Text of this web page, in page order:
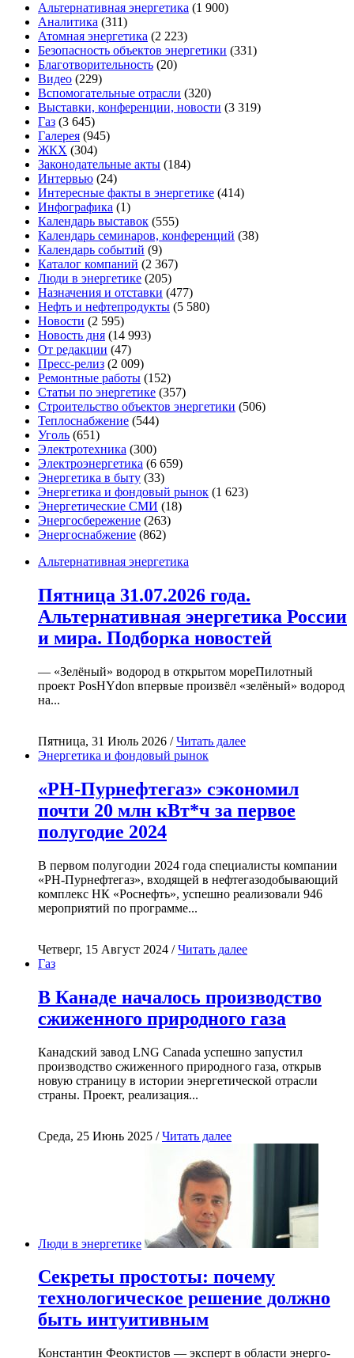
Альтернативная энергетика (1 900)
Аналитика (311)
Атомная энергетика (2 223)
Безопасность объектов энергетики (331)
Благотворительность (20)
Видео (229)
Вспомогательные отрасли (320)
Выставки, конференции, новости (3 319)
Газ (3 645)
Галерея (945)
ЖКХ (304)
Законодательные акты (184)
Интервью (24)
Интересные факты в энергетике (414)
Инфографика (1)
Календарь выставок (555)
Календарь семинаров, конференций (38)
Календарь событий (9)
Каталог компаний (2 367)
Люди в энергетике (205)
Назначения и отставки (477)
Нефть и нефтепродукты (5 580)
Новости (2 595)
Новость дня (14 993)
От редакции (47)
Пресс-релиз (2 009)
Ремонтные работы (152)
Статьи по энергетике (357)
Строительство объектов энергетики (506)
Теплоснабжение (544)
Уголь (651)
Электротехника (300)
Электроэнергетика (6 659)
Энергетика в быту (33)
Энергетика и фондовый рынок (1 623)
Энергетические СМИ (18)
Энергосбережение (263)
Энергоснабжение (862)
Альтернативная энергетика
Пятница 31.07.2026 года.
Альтернативная энергетика России
и мира. Подборка новостей
— «Зелёный» водород в открытом мореПилотный
проект PosHYdon впервые произвёл «зелёный» водород
на...
Пятница, 31 Июль 2026 /Читать далее
Энергетика и фондовый рынок
«РН-Пурнефтегаз» сэкономил
почти 20 млн кВт*ч за первое
полугодие 2024
В первом полугодии 2024 года специалисты компании
«РН-Пурнефтегаз», входящей в нефтегазодобывающий
комплекс НК «Роснефть», успешно реализовали 946
мероприятий по программе...
Четверг, 15 Август 2024 /Читать далее
Газ
В Канаде началось производство
сжиженного природного газа
Канадский завод LNG Canada успешно запустил
производство сжиженного природного газа, открыв
новую страницу в истории энергетической отрасли
страны. Проект, реализация...
Среда, 25 Июнь 2025 /Читать далее
Люди в энергетике
Секреты простоты: почему
технологическое решение должно
быть интуитивным
Константин Феоктистов — эксперт в области энерго-